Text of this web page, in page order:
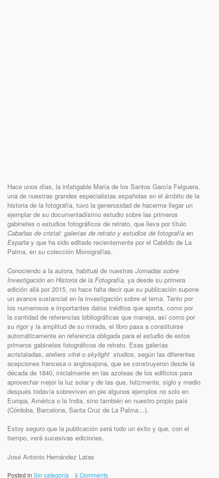
Hace unos días, la infatigable María de los Santos García Felguera,
una de nuestras grandes especialistas españolas en el ámbito de la
historia de la fotografía, tuvo la generosidad de hacerme llegar un
ejemplar de su documentadísimo estudio sobre las primeros
gabinetes o estudios fotográficos de retrato, que lleva por título
Cabañas de cristal: galerías de retrato y estudios de fotografía en
España y que ha sido editado recientemente por el Cabildo de La
Palma, en su colección Monografías.
Conociendo a la autora, habitual de nuestras Jornadas sobre
Investigación en Historia de la Fotografía, ya desde su primera
edición allá por 2015, no hace falta decir que su publicación supone
un avance sustancial en la investigación sobre el tema. Tanto por
los numerosos e importantes datos inéditos que aporta, como por
la cantidad de referencias bibliográficas que maneja, así como por
su rigor y la amplitud de su mirada, el libro pasa a constituirse
automáticamente en referencia obligada para el estudio de estos
primeros gabinetes fotográficos de retrato. Esas galerías
acristaladas, ateliers vitré o skylight studios, según las diferentes
acepciones francesa o anglosajona, que se construyeron desde la
década de 1840, inicialmente en las azoteas de los edificios para
aprovechar mejor la luz solar y de las que, felizmente, siglo y medio
después todavía sobreviven en pie algunos ejemplos no solo en
Europa, América o la India, sino también en nuestro propio país
(Córdoba, Barcelona, Santa Cruz de La Palma…).
Estoy seguro que la publicación será todo un éxito y que, con el
tiempo, verá sucesivas ediciones.
José Antonio Hernández Latas
Posted in Sin categoría 5 Comments